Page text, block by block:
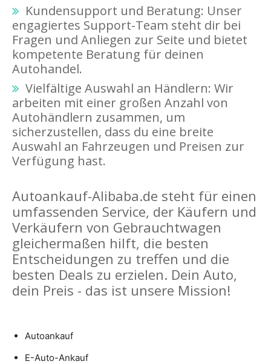
Kundensupport und Beratung: Unser
engagiertes Support-Team steht dir bei
Fragen und Anliegen zur Seite und bietet
kompetente Beratung für deinen
Autohandel.
Vielfältige Auswahl an Händlern: Wir
arbeiten mit einer großen Anzahl von
Autohändlern zusammen, um
sicherzustellen, dass du eine breite
Auswahl an Fahrzeugen und Preisen zur
Verfügung hast.
Autoankauf-Alibaba.de steht für einen
umfassenden Service, der Käufern und
Verkäufern von Gebrauchtwagen
gleichermaßen hilft, die besten
Entscheidungen zu treffen und die
besten Deals zu erzielen. Dein Auto,
dein Preis - das ist unsere Mission!
Autoankauf
E-Auto-Ankauf